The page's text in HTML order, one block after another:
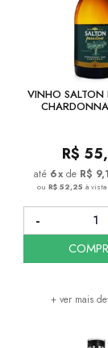
VINHO SALTON
R$
6x de R$
ou R$ 52,25 à
+ ver mais